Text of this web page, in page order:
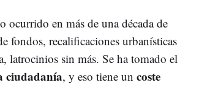
ocurrido en más de una década de
fondos, recalificaciones urbanísticas
latrocinios sin más. Se ha tomado el
ciudadanía, y eso tiene un coste